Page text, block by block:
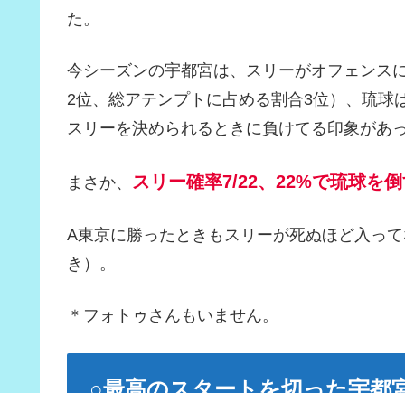
た。
今シーズンの宇都宮は、スリーがオフェンス
2位、総アテンプトに占める割合3位）、琉
スリーを決められるときに負けてる印象があ
まさか、 スリー確率7/22、22%で琉球を
A東京に勝ったときもスリーが死ぬほど入っ
き）。
＊フォトゥさんもいません。